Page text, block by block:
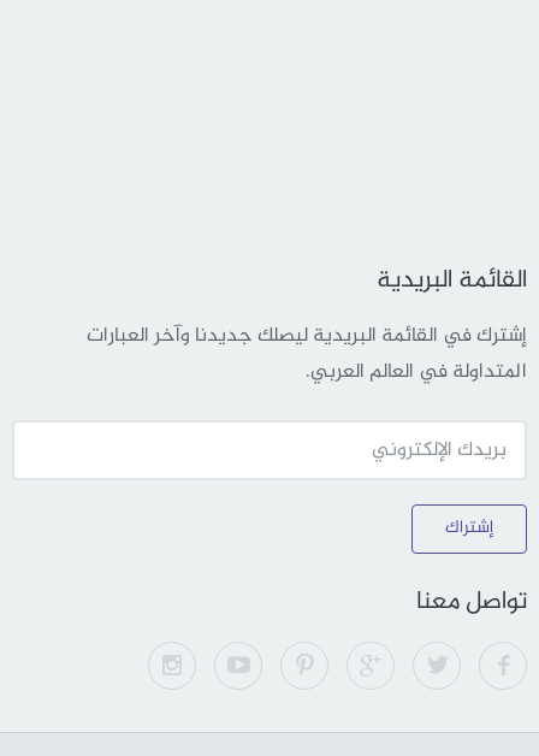
القائمة البريدية
إشترك في القائمة البريدية ليصلك جديدنا وآخر العبارات
المتداولة في العالم العربي.
إشتراك
تواصل معنا